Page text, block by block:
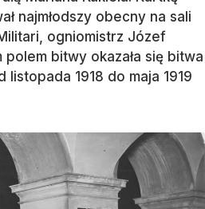
najmłodszy obecny na sali
ogniomistrz Józef
bitwy okazała się bitwa
listopada 1918 do maja 1919